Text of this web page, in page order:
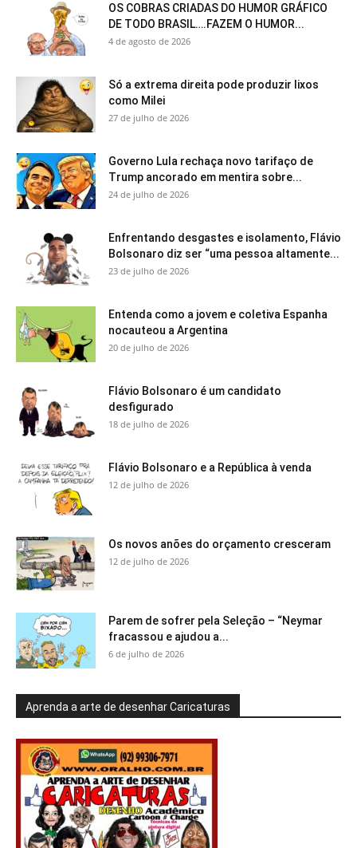
OS COBRAS CRIADAS DO HUMOR GRÁFICO
DE TODO BRASIL….FAZEM O HUMOR...
4 de agosto de 2026
Só a extrema direita pode produzir lixos
como Milei
27 de julho de 2026
Governo Lula rechaça novo tarifaço de
Trump ancorado em mentira sobre...
24 de julho de 2026
Enfrentando desgastes e isolamento, Flávio
Bolsonaro diz ser “uma pessoa altamente...
23 de julho de 2026
Entenda como a jovem e coletiva Espanha
nocauteou a Argentina
20 de julho de 2026
Flávio Bolsonaro é um candidato
desfigurado
18 de julho de 2026
Flávio Bolsonaro e a República à venda
12 de julho de 2026
Os novos anões do orçamento cresceram
12 de julho de 2026
Parem de sofrer pela Seleção – “Neymar
fracassou e ajudou a...
6 de julho de 2026
Aprenda a arte de desenhar Caricaturas